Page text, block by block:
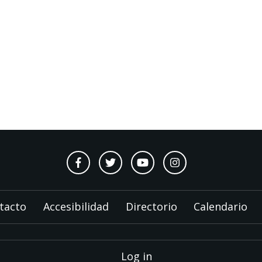
Accesibilidad Directorio Calendario
Log in